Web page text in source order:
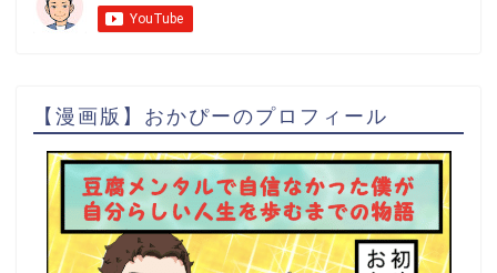
【漫画版】おかぴーのプロフィール